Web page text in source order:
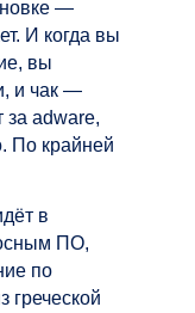
—
И когда вы
вы
и чак —
за adware,
По крайней
в
ПО,
по
греческой